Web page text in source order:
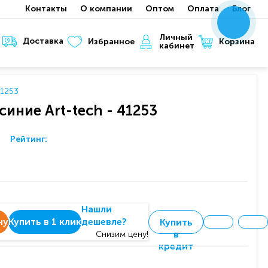
Контакты О компании Оптом Оплата Блог
Доставка Избранное
Личный
кабинет
Корзина
Art-tech - 41253
Рейтинг:
Купить в 1 клик
Нашли
дешевле?
Снизим цену!
Купить
в
кредит
xxx